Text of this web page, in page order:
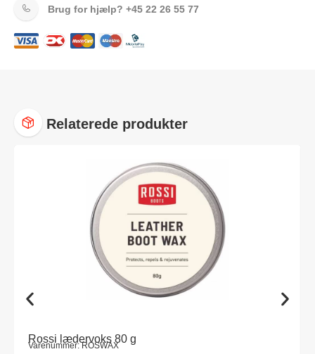
Brug for hjælp? +45 22 26 55 77
Relaterede produkter
Rossi lædervoks 80 g
Varenummer: ROSWAX